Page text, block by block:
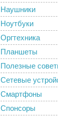
Наушники
Ноутбуки
Оргтехника
Планшеты
Полезные
Сетевые
Смартфоны
Спонсоры